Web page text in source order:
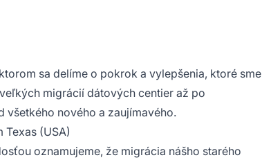
sa delíme o pokrok a vylepšenia, ktoré sme
migrácií dátových centier až po
nového a zaujímavého.
(USA)
oznamujeme, že migrácia nášho starého